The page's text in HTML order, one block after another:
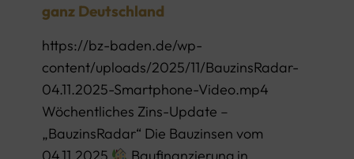
ganz Deutschland
https://bz-baden.de/wp-
content/uploads/2025/11/BauzinsRadar-
04.11.2025-Smartphone-Video.mp4
Wöchentliches Zins-Update –
„BauzinsRadar“ Die Bauzinsen vom
04.11.2025
Baufinanzierung in